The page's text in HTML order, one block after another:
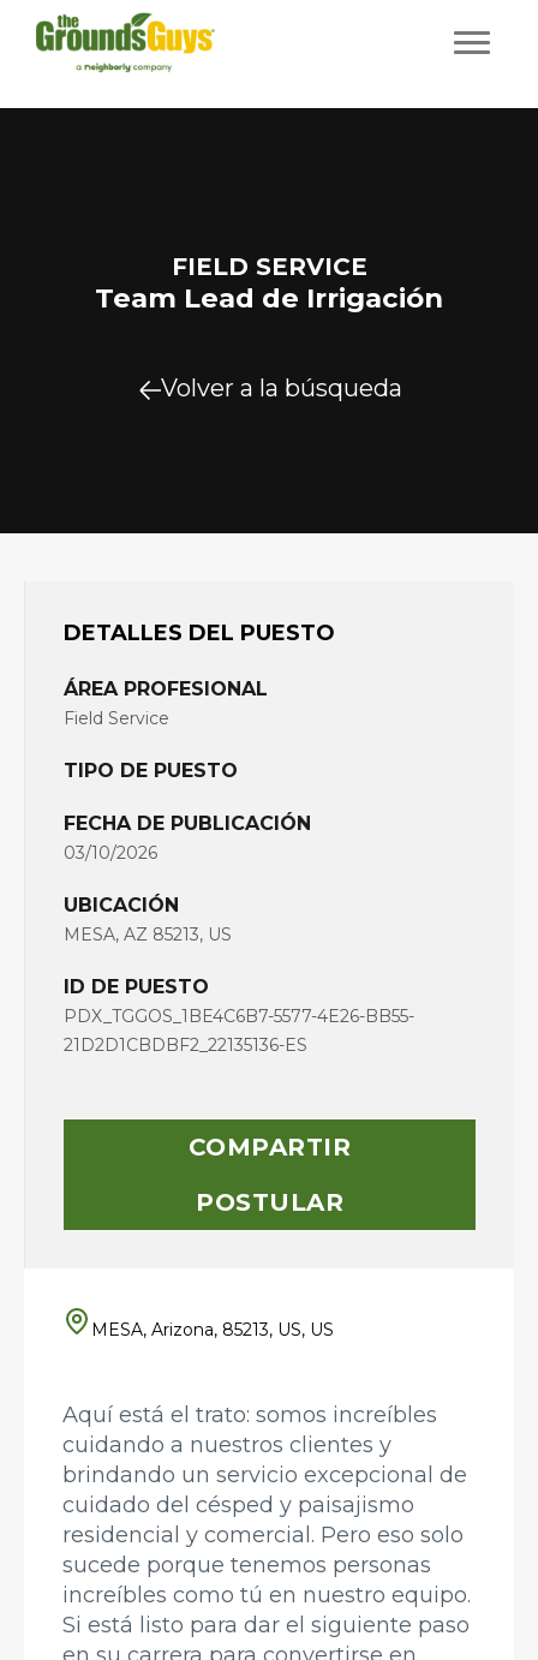
FIELD SERVICE
Team Lead de Irrigación
Volver a la búsqueda
DETALLES DEL PUESTO
ÁREA PROFESIONAL
Field Service
TIPO DE PUESTO
FECHA DE PUBLICACIÓN
03/10/2026
UBICACIÓN
MESA, AZ 85213, US
ID DE PUESTO
PDX_TGGOS_1BE4C6B7-5577-4E26-BB55-
21D2D1CBDBF2_22135136-ES
COMPARTIR
POSTULAR
MESA, Arizona, 85213, US, US
Aquí está el trato: somos increíbles
cuidando a nuestros clientes y
brindando un servicio excepcional de
cuidado del césped y paisajismo
residencial y comercial. Pero eso solo
sucede porque tenemos personas
increíbles como tú en nuestro equipo.
Si está listo para dar el siguiente paso